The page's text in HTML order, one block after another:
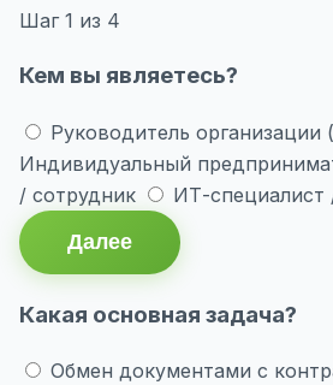
Шаг 1 из 4
Кем вы являетесь?
Руководитель
Индивидуальный
/ сотрудник
ИТ-специалист
Далее
Какая основная задача?
Обмен документами с